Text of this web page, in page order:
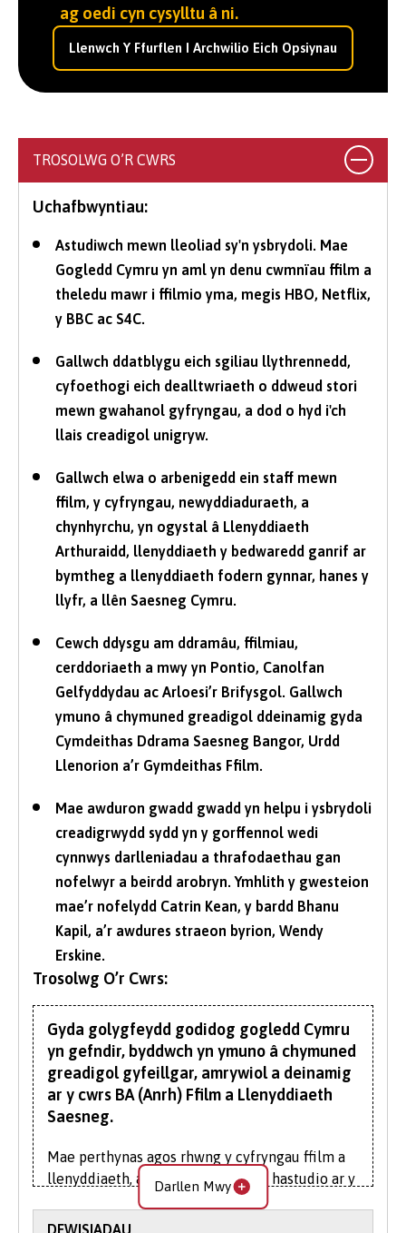
ag oedi cyn cysylltu â ni.
Llenwch Y Ffurflen I Archwilio Eich Opsiynau
TROSOLWG O’R CWRS
Uchafbwyntiau:
Astudiwch mewn lleoliad sy'n ysbrydoli. Mae
Gogledd Cymru yn aml yn denu cwmnïau ffilm a
theledu mawr i ffilmio yma, megis HBO, Netflix,
y BBC ac S4C.
Gallwch ddatblygu eich sgiliau llythrennedd,
cyfoethogi eich dealltwriaeth o ddweud stori
mewn gwahanol gyfryngau, a dod o hyd i'ch
llais creadigol unigryw.
Gallwch elwa o arbenigedd ein staff mewn
ffilm, y cyfryngau, newyddiaduraeth, a
chynhyrchu, yn ogystal â Llenyddiaeth
Arthuraidd, llenyddiaeth y bedwaredd ganrif ar
bymtheg a llenyddiaeth fodern gynnar, hanes y
llyfr, a llên Saesneg Cymru.
Cewch ddysgu am ddramâu, ffilmiau,
cerddoriaeth a mwy yn Pontio, Canolfan
Gelfyddydau ac Arloesi’r Brifysgol. Gallwch
ymuno â chymuned greadigol ddeinamig gyda
Cymdeithas Ddrama Saesneg Bangor, Urdd
Llenorion a’r Gymdeithas Ffilm.
Mae awduron gwadd gwadd yn helpu i ysbrydoli
creadigrwydd sydd yn y gorffennol wedi
cynnwys darlleniadau a thrafodaethau gan
nofelwyr a beirdd arobryn. Ymhlith y gwesteion
mae’r nofelydd Catrin Kean, y bardd Bhanu
Kapil, a’r awdures straeon byrion, Wendy
Erskine.
Trosolwg O’r Cwrs:
Gyda golygfeydd godidog gogledd Cymru
yn gefndir, byddwch yn ymuno â chymuned
greadigol gyfeillgar, amrywiol a deinamig
ar y cwrs BA (Anrh) Ffilm a Llenyddiaeth
Saesneg.
Mae perthynas agos rhwng y cyfryngau ffilm a
llenyddiaeth, a dyna pam y gall eu hastudio ar y
cyd fod mor werth chweil. Mae'r ddau yn creu
ystyr ac yn dibynnu ar ddweud stori i ennyn
Darllen Mwy
DEWISIADAU